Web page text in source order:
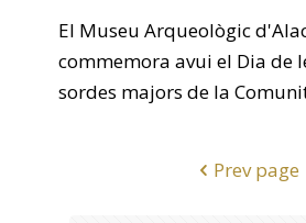
El Museu Arqueològic
commemora avui el Dia de
sordes majors de la
Prev page